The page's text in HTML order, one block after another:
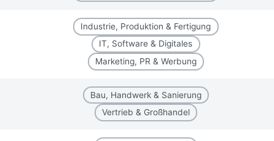
Industrie, Produktion & Fertigung
IT, Software & Digitales
Marketing, PR & Werbung
Bau, Handwerk & Sanierung
Vertrieb & Großhandel